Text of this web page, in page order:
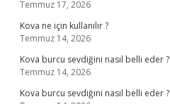
Temmuz 17, 2026
Kova ne için kullanılır ?
Temmuz 14, 2026
Kova burcu sevdiğini nasıl belli eder ?
Temmuz 14, 2026
Kova burcu sevdiğini nasıl belli eder ?